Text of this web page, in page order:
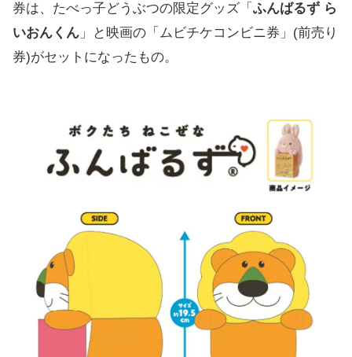
券は、たべっ子どうぶつの限定グッズ「 ふんばるず ら
いおんくん 」と映画の「ムビチケコンビニ券」(前売り
券)がセットになったもの。